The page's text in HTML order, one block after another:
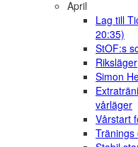
April
Lag till
20:35)
StOF:s
Riksläger
Simon
vårläger
Vårstart
Tränings